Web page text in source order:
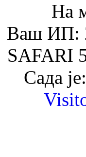
На
Ваш ИП:
SAFARI
Сада